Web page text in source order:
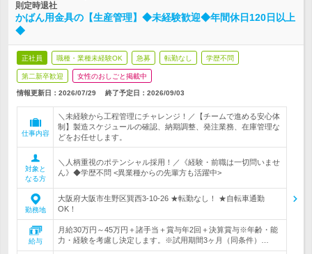
則定時退社
かばん用金具の【生産管理】◆未経験歓迎◆年間休日120日以上
◆
正社員 職種・業種未経験OK 急募 転勤なし 学歴不問
第二新卒歓迎 女性のおしごと掲載中
情報更新日：2026/07/29 終了予定日： 2026/09/03
仕事内容
＼未経験から工程管理にチャレンジ！／【チームで進める安心体
制】製造スケジュールの確認、納期調整、発注業務、在庫管理な
どをお任せします。
対象と
なる方
＼人柄重視のポテンシャル採用！／《経験・前職は一切問いませ
ん》◆学歴不問 <異業種からの先輩方も活躍中>
勤務地
大阪府大阪市生野区巽西3-10-26 ★転勤なし！ ★自転車通勤
OK！
給与
月給30万円～45万円＋諸手当＋賞与年2回＋決算賞与※年齢・能
力・経験を考慮し決定します。※試用期間3ヶ月（同条件）…